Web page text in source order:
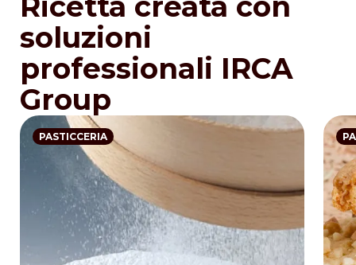
soluzioni
professionali IRCA
Group
PASTICCERIA